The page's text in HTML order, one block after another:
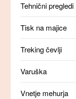
Tehnični pregledi
Tisk na majice
Treking čevlji
Varuška
Vnetje mehurja